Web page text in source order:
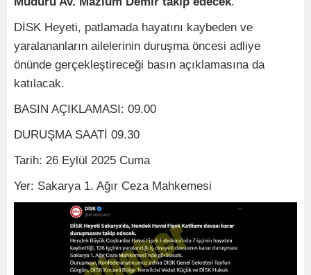
DİSK Heyeti, patlamada hayatını kaybeden ve
yaralananların ailelerinin duruşma öncesi adliye
önünde gerçekleştireceği basın açıklamasına da
katılacak.
BASIN AÇIKLAMASI: 09.00
DURUŞMA SAATİ 09.30
Tarih: 26 Eylül 2025 Cuma
Yer: Sakarya 1. Ağır Ceza Mahkemesi